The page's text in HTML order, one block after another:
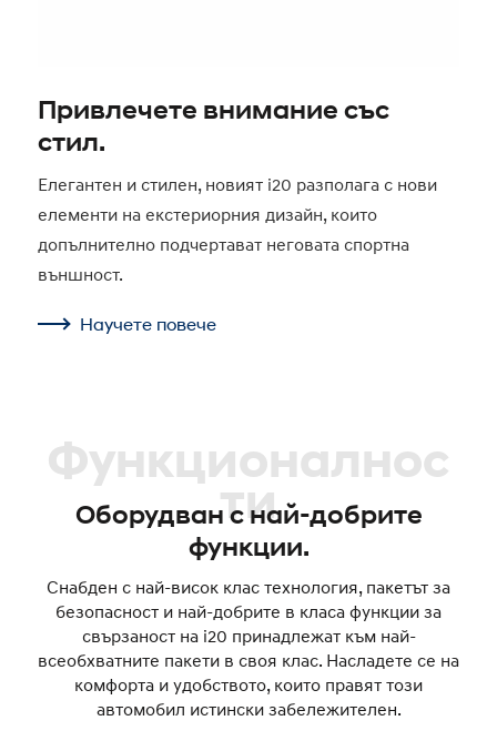
Привлечете внимание със
стил.
Елегантен и стилен, новият i20 разполага с нови
елементи на екстериорния дизайн, които
допълнително подчертават неговата спортна
външност.
Научете повече
Функционалнос
ти
Оборудван с най-добрите
функции.
Снабден с най-висок клас технология, пакетът за
безопасност и най-добрите в класа функции за
свързаност на i20 принадлежат към най-
всеобхватните пакети в своя клас. Насладете се на
комфорта и удобството, които правят този
автомобил истински забележителен.